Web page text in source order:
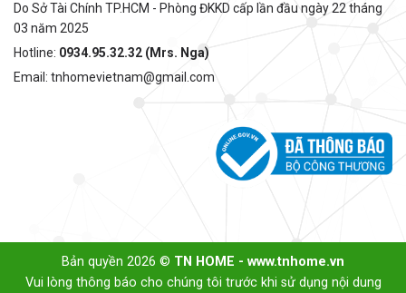
Do Sở Tài Chính TP.HCM - Phòng ĐKKD cấp lần đầu ngày 22 tháng
03 năm 2025
Hotline: 0934.95.32.32 (Mrs. Nga)
Email: tnhomevietnam@gmail.com
Bản quyền 2026 © TN HOME - www.tnhome.vn
Vui lòng thông báo cho chúng tôi trước khi sử dụng nội dung